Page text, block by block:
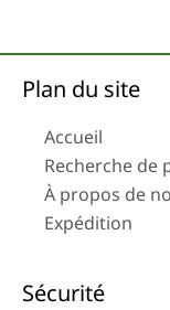
Plan du site
Accueil
Recherche de
À propos de
Expédition
Sécurité